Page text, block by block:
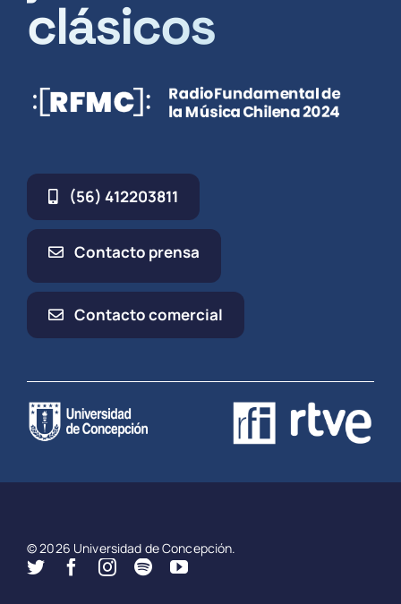
clásicos
(56) 412203811
Contacto prensa
Contacto comercial
© 2026 Universidad de Concepción.